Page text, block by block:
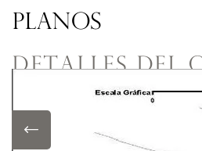
DETALLES DEL
• piscina de nado
PLANOS